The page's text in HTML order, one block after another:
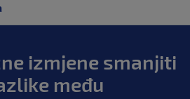
izmjene smanjiti
među